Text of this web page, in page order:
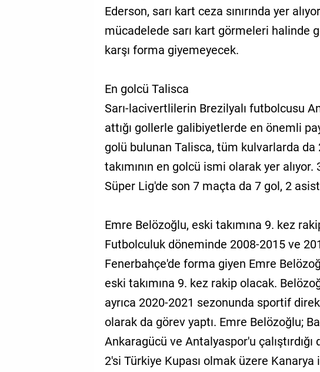
Ederson, sarı kart ceza sınırında yer
mücadelede sarı kart görmeleri halinde
karşı forma giyemeyecek.
En golcü Talisca
Sarı-lacivertlilerin Brezilyalı futbolcusu
attığı gollerle galibiyetlerde en önemli
golü bulunan Talisca, tüm kulvarlarda da
takımının en golcü ismi olarak yer
Süper Lig'de son 7 maçta da 7 gol, 2
Emre Belözoğlu, eski takımına 9. kez
Futbolculuk döneminde 2008-2015 ve
Fenerbahçe'de forma giyen Emre
eski takımına 9. kez rakip olacak.
ayrıca 2020-2021 sezonunda sportif
olarak da görev yaptı. Emre Belözoğlu;
Ankaragücü ve Antalyaspor'u
2'si Türkiye Kupası olmak üzere Kanarya